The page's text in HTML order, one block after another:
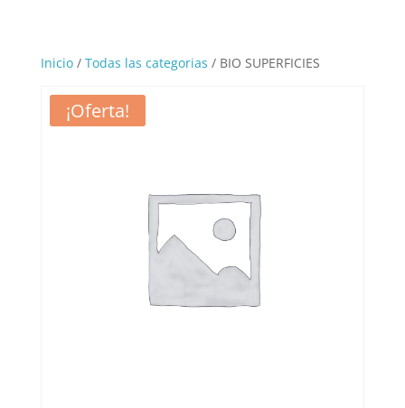
Inicio/ Todas las categorias / BIO SUPERFICIES
¡Oferta!